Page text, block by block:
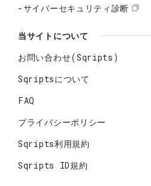
-サイバーセキュリティ診断
当サイトについて
お問い合わせ(Sqripts)
Sqriptsについて
FAQ
プライバシーポリシー
Sqripts利用規約
Sqripts ID規約